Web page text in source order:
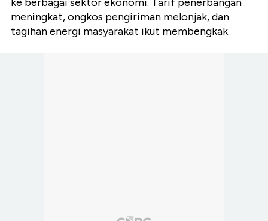
meningkat, ongkos pengiriman melonjak, dan
tagihan energi masyarakat ikut membengkak.